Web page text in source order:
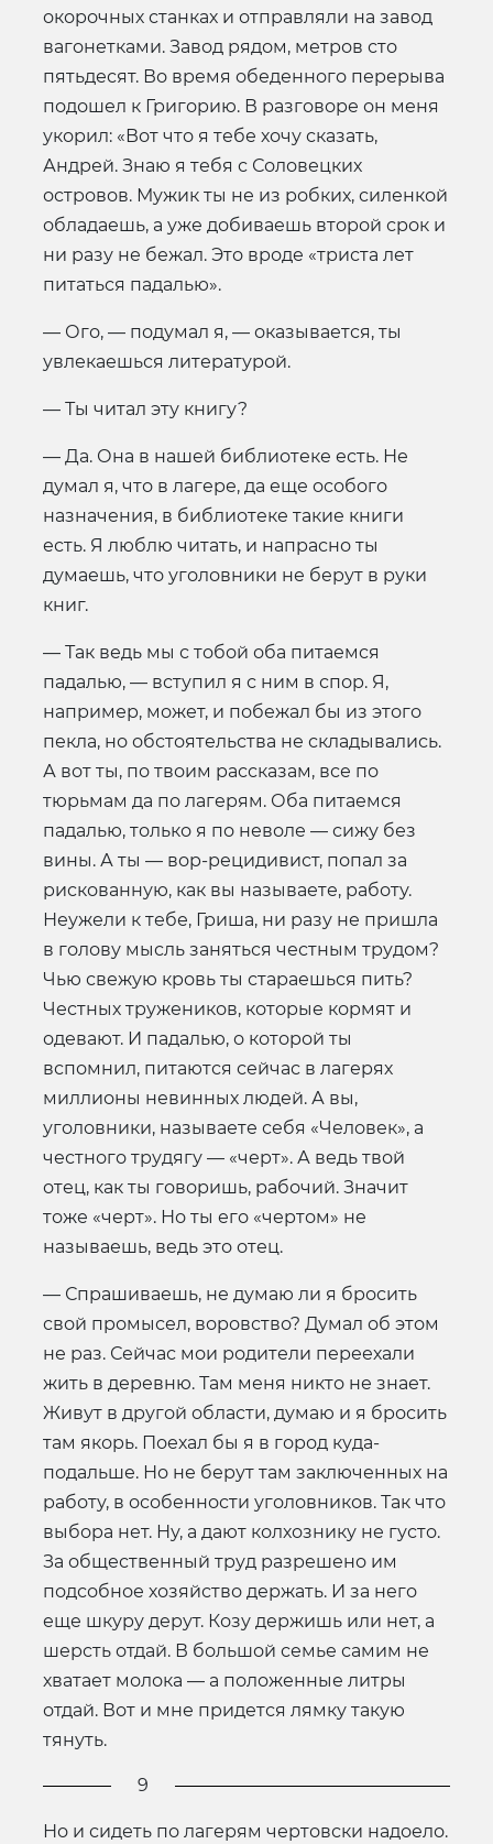
окорочных станках и отправляли на завод
вагонетками. Завод рядом, метров сто
пятьдесят. Во время обеденного перерыва
подошел к Григорию. В разговоре он меня
укорил: «Вот что я тебе хочу сказать,
Андрей. Знаю я тебя с Соловецких
островов. Мужик ты не из робких, силенкой
обладаешь, а уже добиваешь второй срок и
ни разу не бежал. Это вроде «триста лет
питаться падалью».
— Ого, — подумал я, — оказывается, ты
увлекаешься литературой.
— Ты читал эту книгу?
— Да. Она в нашей библиотеке есть. Не
думал я, что в лагере, да еще особого
назначения, в библиотеке такие книги
есть. Я люблю читать, и напрасно ты
думаешь, что уголовники не берут в руки
книг.
— Так ведь мы с тобой оба питаемся
падалью, — вступил я с ним в спор. Я,
например, может, и побежал бы из этого
пекла, но обстоятельства не складывались.
А вот ты, по твоим рассказам, все по
тюрьмам да по лагерям. Оба питаемся
падалью, только я по неволе — сижу без
вины. А ты — вор-рецидивист, попал за
рискованную, как вы называете, работу.
Неужели к тебе, Гриша, ни разу не пришла
в голову мысль заняться честным трудом?
Чью свежую кровь ты стараешься пить?
Честных тружеников, которые кормят и
одевают. И падалью, о которой ты
вспомнил, питаются сейчас в лагерях
миллионы невинных людей. А вы,
уголовники, называете себя «Человек», а
честного трудягу — «черт». А ведь твой
отец, как ты говоришь, рабочий. Значит
тоже «черт». Но ты его «чертом» не
называешь, ведь это отец.
— Спрашиваешь, не думаю ли я бросить
свой промысел, воровство? Думал об этом
не раз. Сейчас мои родители переехали
жить в деревню. Там меня никто не знает.
Живут в другой области, думаю и я бросить
там якорь. Поехал бы я в город куда-
подальше. Но не берут там заключенных на
работу, в особенности уголовников. Так что
выбора нет. Ну, а дают колхознику не густо.
За общественный труд разрешено им
подсобное хозяйство держать. И за него
еще шкуру дерут. Козу держишь или нет, а
шерсть отдай. В большой семье самим не
хватает молока — а положенные литры
отдай. Вот и мне придется лямку такую
тянуть.
9
Но и сидеть по лагерям чертовски надоело.